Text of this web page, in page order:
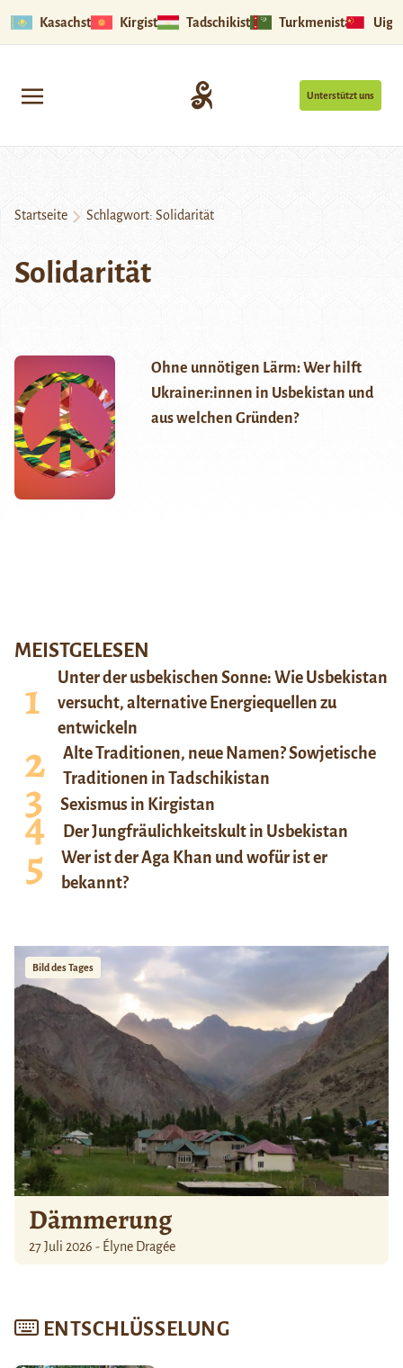
Kasachstan Kirgistan Tadschikistan Turkmenistan
Unterstützt uns
Startseite Schlagwort: Solidarität
Solidarität
Ohne unnötigen Lärm: Wer hilft
Ukrainer:innen in Usbekistan und
aus welchen Gründen?
MEISTGELESEN
Unter der usbekischen Sonne: Wie Usbekistan
versucht, alternative Energiequellen zu
entwickeln
Alte Traditionen, neue Namen? Sowjetische
Traditionen in Tadschikistan
Sexismus in Kirgistan
Der Jungfräulichkeitskult in Usbekistan
Wer ist der Aga Khan und wofür ist er
bekannt?
Bild des Tages
Dämmerung
27 Juli 2026 - Élyne Dragée
ENTSCHLÜSSELUNG